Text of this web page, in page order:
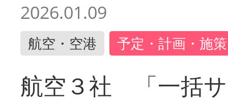
2026.01.09
航空・空港 予定・計画・施策
航空３社 「一括